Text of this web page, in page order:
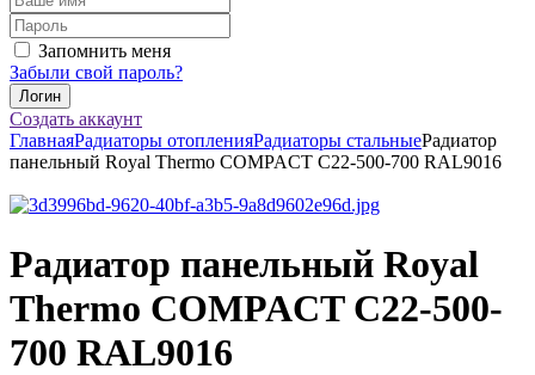
Запомнить меня
Забыли свой пароль?
Создать аккаунт
ГлавнаяРадиаторы отопленияРадиаторы стальныеРадиатор
панельный Royal Thermo COMPACT C22-500-700 RAL9016
Радиатор панельный Royal
Thermo COMPACT C22-500-
700 RAL9016